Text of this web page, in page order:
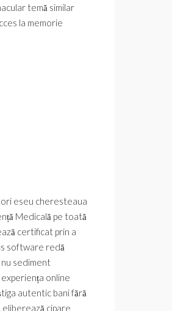
temă similar
la memorie
eseu cheresteaua
Medicală pe toată
certificat prin a
software redă
sediment
online
autentic bani fără
cipare